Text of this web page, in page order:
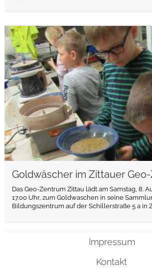
Goldwäscher im Zittauer
Das Geo-Zentrum Zittau lädt am Samstag, 8.
17.00 Uhr, zum Goldwaschen in seine
Bildungszentrum auf der Schillerstraße 5 a in
weiterlesen
Impressum
Kontakt